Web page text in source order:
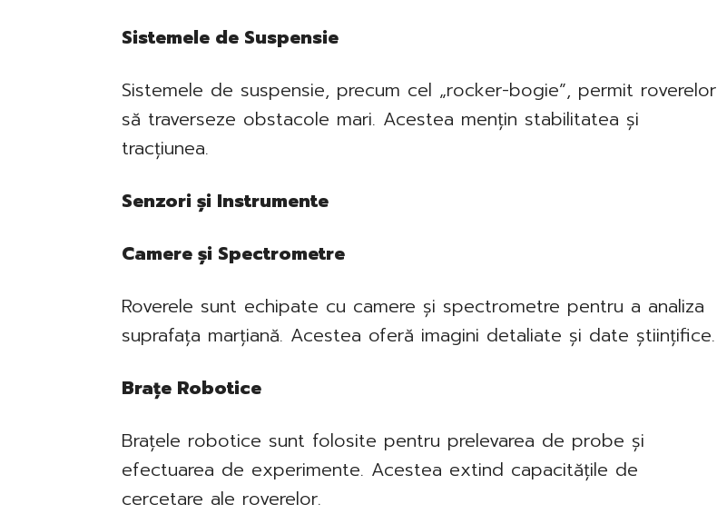
Sistemele de Suspensie
Sistemele de suspensie, precum cel „rocker-bogie”, permit roverelor
să traverseze obstacole mari. Acestea mențin stabilitatea și
tracțiunea.
Senzori și Instrumente
Camere și Spectrometre
Roverele sunt echipate cu camere și spectrometre pentru a analiza
suprafața marțiană. Acestea oferă imagini detaliate și date științifice.
Brațe Robotice
Brațele robotice sunt folosite pentru prelevarea de probe și
efectuarea de experimente. Acestea extind capacitățile de
cercetare ale roverelor.